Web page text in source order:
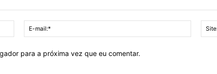
Nome:*
mail:*
para a próxima vez que eu comentar.